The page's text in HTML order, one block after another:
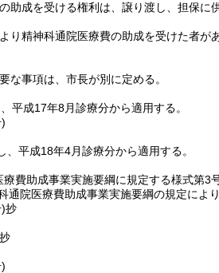
助成を受ける権利は、譲り渡し、担保に
り精神科通院医療費の助成を受けた者
な事項は、市長が別に定める。
平成17年8月診療分から適用する。
平成18年4月診療分から適用する。
費助成事業実施要綱に規定する様式第
通院医療費助成事業実施要綱の規定によ
抄
抄